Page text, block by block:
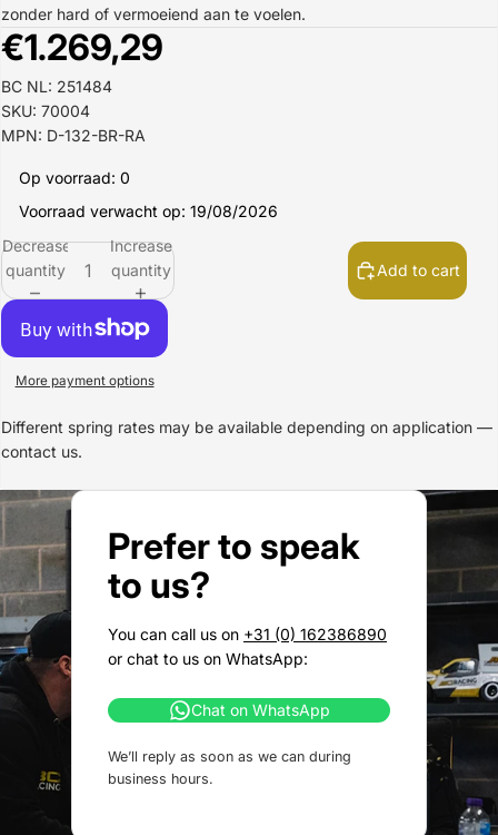
zonder hard of vermoeiend aan te voelen.
€1.269,29
BC NL: 251484
SKU: 70004
MPN: D-132-BR-RA
Op voorraad: 0
Voorraad verwacht op: 19/08/2026
Decrease
quantity
Increase
quantity
Add to cart
More payment options
Different spring rates may be available depending on application —
contact us.
Prefer to speak
to us?
You can call us on +31 (0) 162386890
or chat to us on WhatsApp:
Chat on WhatsApp
We’ll reply as soon as we can during
business hours.